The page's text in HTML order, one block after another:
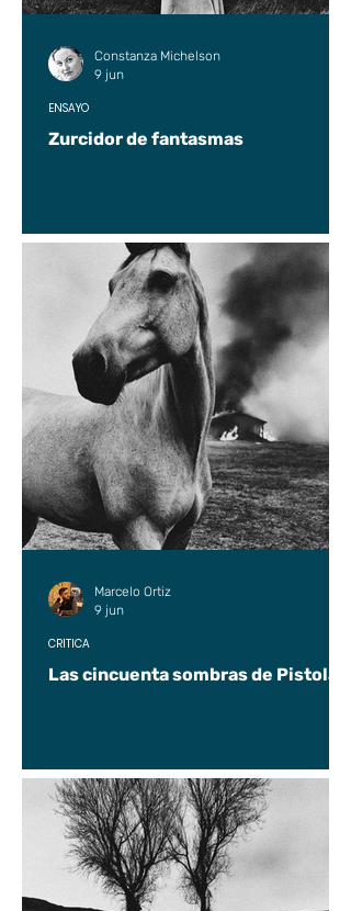
Zurcidor de fantasmas
ENSAYO
Constanza Michelson
9 jun
Las cincuenta sombras de Pistolas
CRÍTICA
Marcelo Ortiz
9 jun